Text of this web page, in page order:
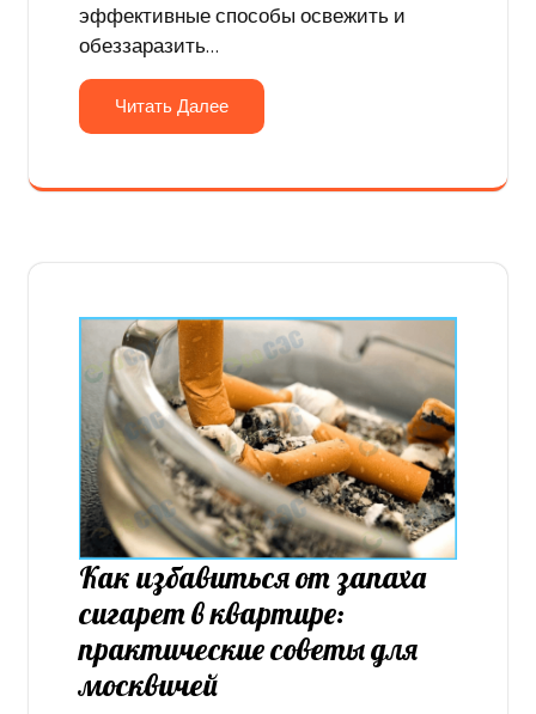
эффективные способы освежить и
обеззаразить…
Читать Далее
Как избавиться от запаха
сигарет в квартире:
практические советы для
москвичей